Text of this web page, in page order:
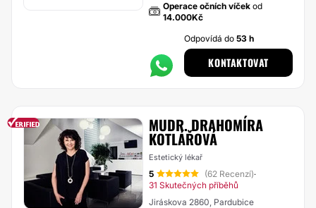
Operace očních víček od
14.000Kč
Odpovídá do53 h
KONTAKTOVAT
MUDR. DRAHOMÍRA
KOTLÁŘOVÁ
Estetický lékař
5 (62 Recenzí)·
31 Skutečných příběhů
Jiráskova 2860, Pardubice